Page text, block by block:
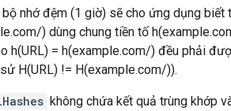
nhớ đệm (1 giờ) sẽ cho ứng dụng
) dùng chung tiền tố
h(URL) = h(example.com/) đều phải
H(URL) != H(example.com/)).
không chứa kết quả trùng khớp